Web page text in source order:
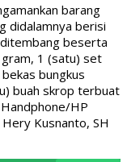
barang
didalamnya berisi
beserta
1 (satu) set
bungkus
buah skrop terbuat
HP
Kusnanto, SH